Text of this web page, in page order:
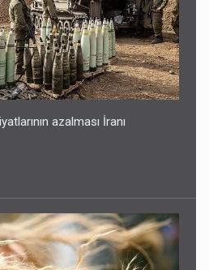
azalması İranı